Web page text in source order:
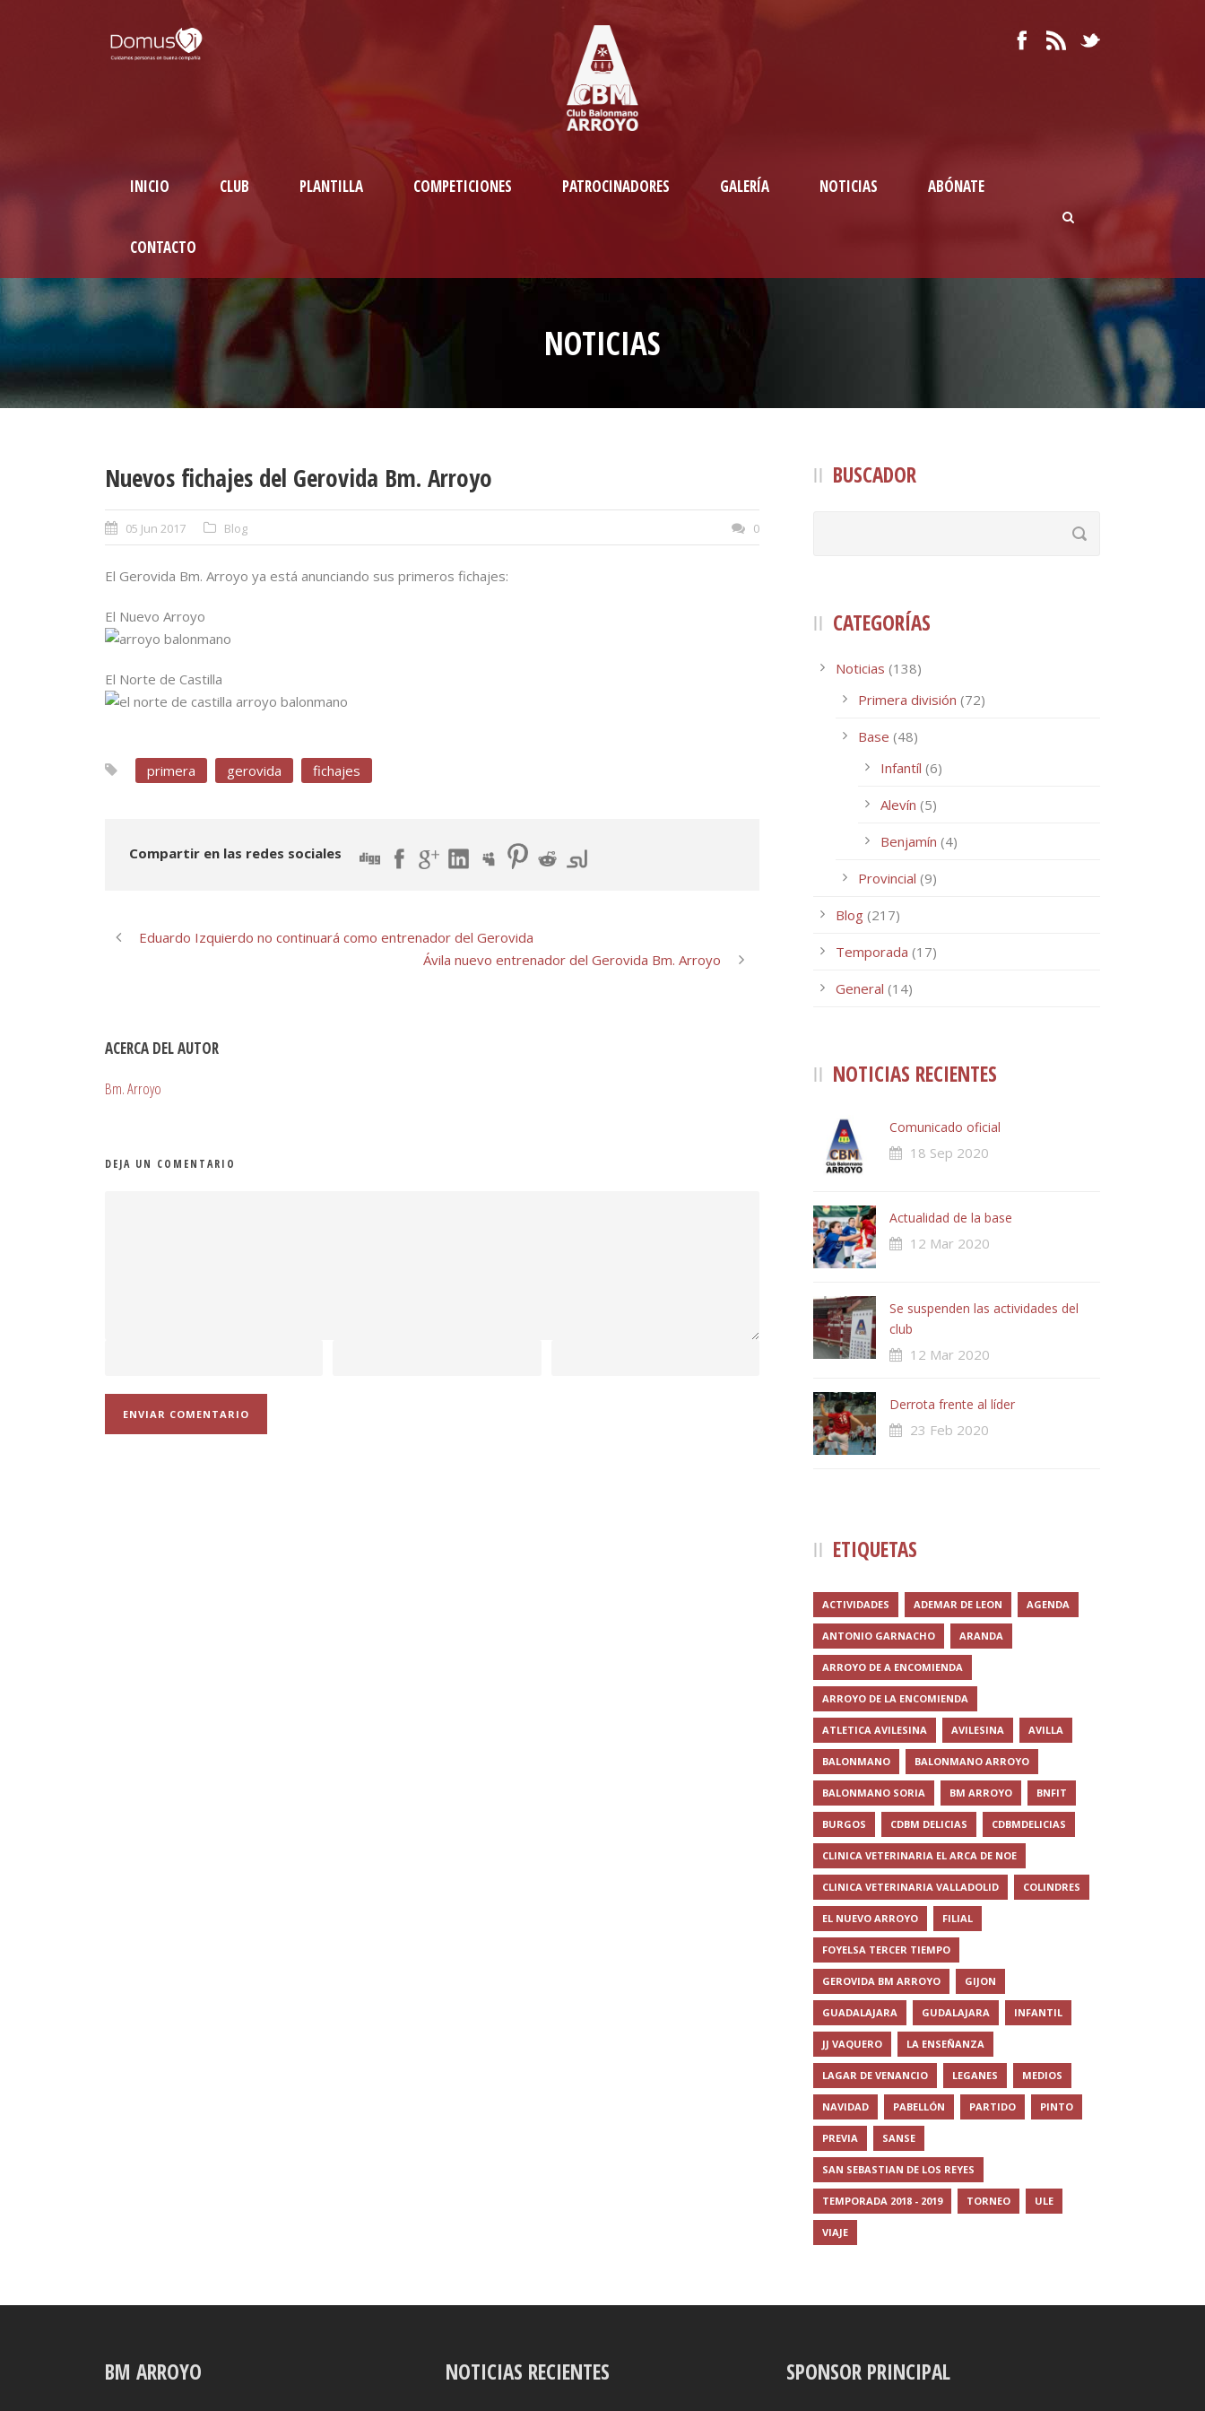
INICIO CLUB PLANTILLA COMPETICIONES PATROCINADORES GALERÍA NOTICIAS ABÓNATE
CONTACTO
NOTICIAS
Nuevos fichajes del Gerovida Bm. Arroyo
05 Jun 2017 Blog 0
El Gerovida Bm. Arroyo ya está anunciando sus primeros fichajes:
El Nuevo Arroyo
El Norte de Castilla
primera gerovida fichajes
Compartir en las redes sociales
Eduardo Izquierdo no continuará como entrenador del Gerovida
Ávila nuevo entrenador del Gerovida Bm. Arroyo
ACERCA DEL AUTOR
Bm. Arroyo
DEJA UN COMENTARIO
BUSCADOR
CATEGORÍAS
Noticias (138)
Primera división (72)
Base (48)
Infantíl (6)
Alevín (5)
Benjamín (4)
Provincial (9)
Blog (217)
Temporada (17)
General (14)
NOTICIAS RECIENTES
Comunicado oficial
18 Sep 2020
Actualidad de la base
12 Mar 2020
Se suspenden las actividades del
club
12 Mar 2020
Derrota frente al líder
23 Feb 2020
ETIQUETAS
ACTIVIDADES ADEMAR DE LEON AGENDA
ANTONIO GARNACHO ARANDA
ARROYO DE A ENCOMIENDA
ARROYO DE LA ENCOMIENDA
ATLETICA AVILESINA AVILESINA AVILLA
BALONMANO BALONMANO ARROYO
BALONMANO SORIA BM ARROYO BNFIT
BURGOS CDBM DELICIAS CDBMDELICIAS
CLINICA VETERINARIA EL ARCA DE NOE
CLINICA VETERINARIA VALLADOLID COLINDRES
EL NUEVO ARROYO FILIAL
FOYELSA TERCER TIEMPO
GEROVIDA BM ARROYO GIJON
GUADALAJARA GUDALAJARA INFANTIL
JJ VAQUERO LA ENSEÑANZA
LAGAR DE VENANCIO LEGANES MEDIOS
NAVIDAD PABELLÓN PARTIDO PINTO
PREVIA SANSE
SAN SEBASTIAN DE LOS REYES
TEMPORADA 2018 - 2019 TORNEO ULE
VIAJE
BM ARROYO NOTICIAS RECIENTES SPONSOR PRINCIPAL